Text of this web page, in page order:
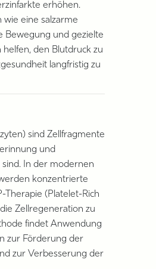
erhöhen.
wie eine salzarme
Bewegung und gezielte
den Blutdruck zu
langfristig zu
sind Zellfragmente
und
In der modernen
konzentrierte
Therapie (Platelet-Rich
Zellregeneration zu
findet Anwendung
zur Förderung der
zur Verbesserung der